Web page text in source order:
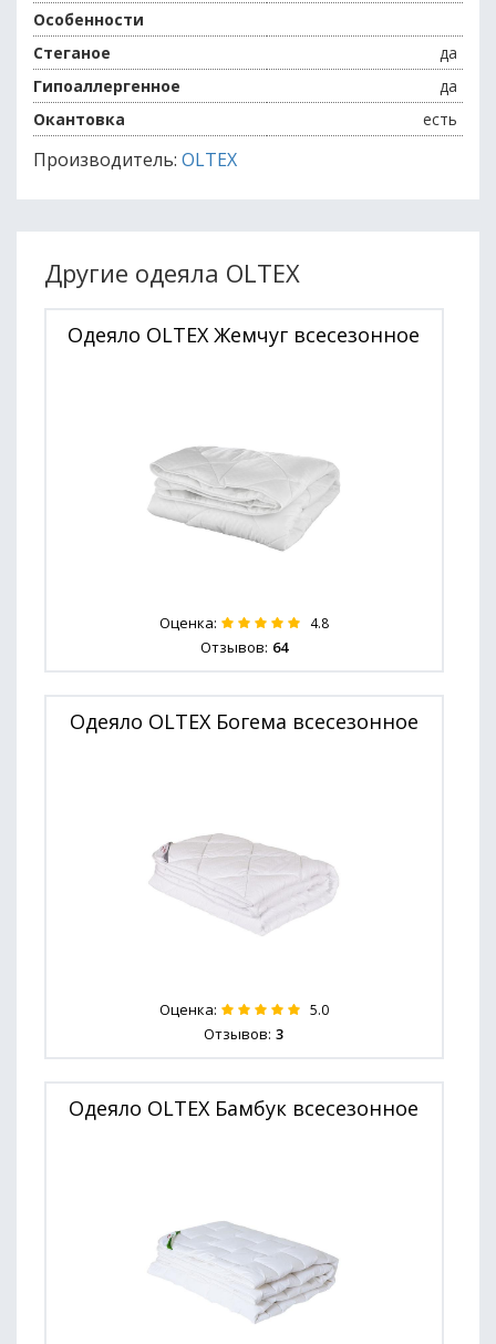
Особенности
Стеганое
да
Гипоаллергенное
да
Окантовка
есть
Производитель: OLTEX
Другие одеяла OLTEX
Одеяло OLTEX Жемчуг всесезонное
Оценка: 4.8
Отзывов: 64
Одеяло OLTEX Богема всесезонное
Оценка: 5.0
Отзывов: 3
Одеяло OLTEX Бамбук всесезонное